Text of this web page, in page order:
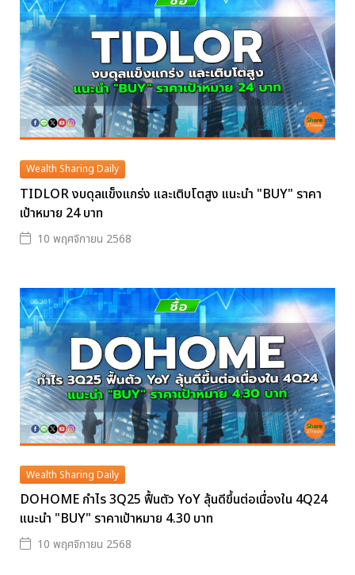
Wealth Sharing Daily
TIDLOR งบดุลแข็งแกร่ง และเติบโตสูง แนะนำ "BUY" ราคา
เป้าหมาย 24 บาท
10 พฤศจิกายน 2568
Wealth Sharing Daily
DOHOME กำไร 3Q25 ฟื้นตัว YoY ลุ้นดีขึ้นต่อเนื่องใน 4Q24
แนะนำ "BUY" ราคาเป้าหมาย 4.30 บาท
10 พฤศจิกายน 2568